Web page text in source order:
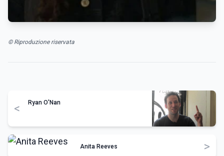
© Riproduzione riservata
< Ryan O'Nan
Anita Reeves >